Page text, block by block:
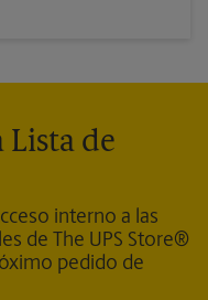
Lista de
interno a las
de The UPS Store®
pedido de